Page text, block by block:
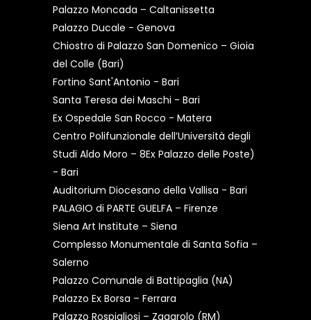
Palazzo Moncada – Caltanissetta
Palazzo Ducale - Genova
Chiostro di Palazzo San Domenico – Gioia
del Colle (Bari)
Fortino Sant'Antonio - Bari
Santa Teresa dei Maschi - Bari
Ex Ospedale San Rocco - Matera
Centro Polifunzionale dell’Università degli
Studi Aldo Moro – 8Ex Palazzo delle Poste)
- Bari
Auditorium Diocesano della Vallisa - Bari
PALAGIO di PARTE GUELFA – Firenze
Siena Art Institute – Siena
Complesso Monumentale di Santa Sofia –
Salerno
Palazzo Comunale di Battipaglia (NA)
Palazzo Ex Borsa – Ferrara
Palazzo Rospigliosi – Zagarolo (RM)